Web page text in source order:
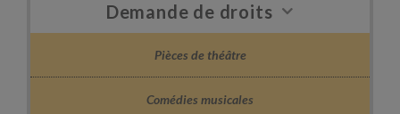
Demande de droits
Pièces de théâtre
Comédies musicales